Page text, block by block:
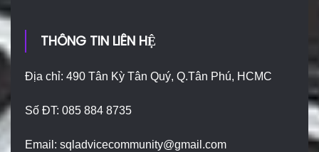
THÔNG TIN LIÊN HỆ
Địa chỉ: 490 Tân Kỳ Tân Quý, Q.Tân Phú, HCMC
Số ĐT: 085 884 8735
Email:sqladvicecommunity@gmail.com